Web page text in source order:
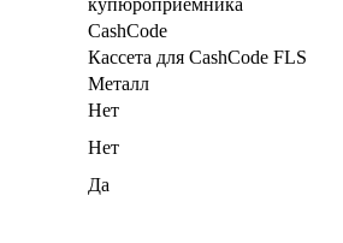
купюроприемника
CashCode
Кассета для CashCode FLS
Металл
Нет
Нет
Да